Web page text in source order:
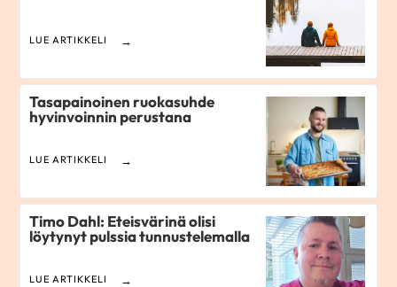
LUE ARTIKKELI
Tasapainoinen ruokasuhde
hyvinvoinnin perustana
LUE ARTIKKELI
Timo Dahl: Eteisvärinä olisi
löytynyt pulssia tunnustelemalla
LUE ARTIKKELI